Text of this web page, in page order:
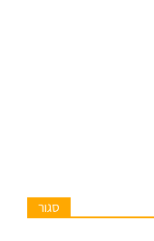
סגור